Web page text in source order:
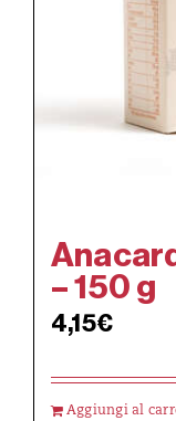
– 150 g
4,15€
Aggiungi al